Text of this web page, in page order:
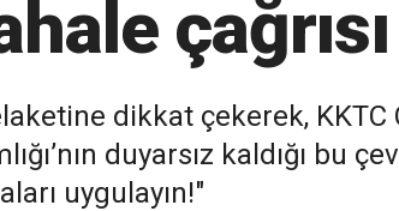
çağrısı
dikkat çekerek,
duyarsız kaldığı bu
uygulayın!"